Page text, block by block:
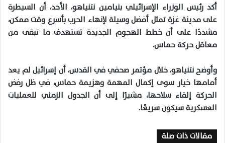
ا
أكد رئيس الوزراء الإسرائيلي بنيامين نتنياهو، الأحد، أن السيطرة
على مدينة غزة تمثل أفضل وسيلة لإنهاء الحرب بأسرع وقت ممكن،
مشددًا على أن خطط الهجوم الجديدة تستهدف ما تبقى من
معاقل حركة حماس.
وأوضح نتنياهو، خلال مؤتمر صحفي في القدس، أن إسرائيل لم يعد
أمامها خيار سوى إكمال المهمة وهزيمة حماس، في ظل رفض
الحركة إلقاء سلاحها، مشيرًا إلى أن الجدول الزمني للعمليات
العسكرية سيكون سريعًا.
مقالات ذات صلة